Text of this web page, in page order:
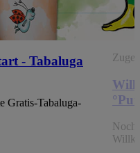
- Tabaluga
Gratis-Tabaluga-
Noch